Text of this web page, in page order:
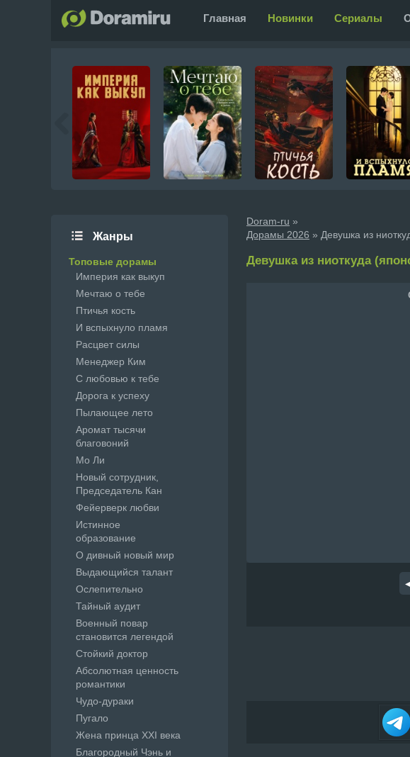
Главная Новинки Сериалы
Doram-ru »
Дорамы 2026 » Девушка из
Девушка из ниоткуда
Жанры
Топовые дорамы
Империя как выкуп
Мечтаю о тебе
Птичья кость
И вспыхнуло пламя
Расцвет силы
Менеджер Ким
С любовью к тебе
Дорога к успеху
Пылающее лето
Аромат тысячи
благовоний
Мо Ли
Новый сотрудник,
Председатель Кан
Фейерверк любви
Истинное
образование
О дивный новый мир
Выдающийся талант
Ослепительно
Тайный аудит
Военный повар
становится легендой
Стойкий доктор
Абсолютная ценность
романтики
Чудо-дураки
Пугало
Жена принца XXI века
Благородный Чэнь и